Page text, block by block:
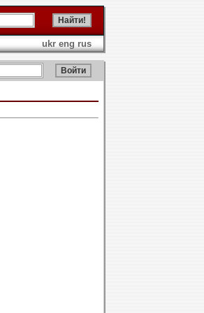
ukr eng rus